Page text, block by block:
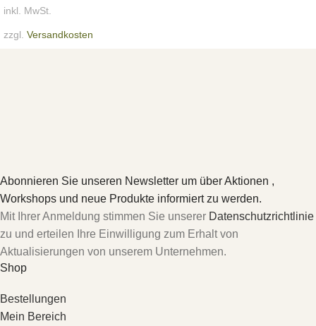
inkl. MwSt.
zzgl. Versandkosten
Abonnieren Sie unseren Newsletter um über Aktionen ,
Workshops und neue Produkte informiert zu werden.
Mit Ihrer Anmeldung stimmen Sie unserer Datenschutzrichtlinie
zu und erteilen Ihre Einwilligung zum Erhalt von
Aktualisierungen von unserem Unternehmen.
Shop
Bestellungen
Mein Bereich